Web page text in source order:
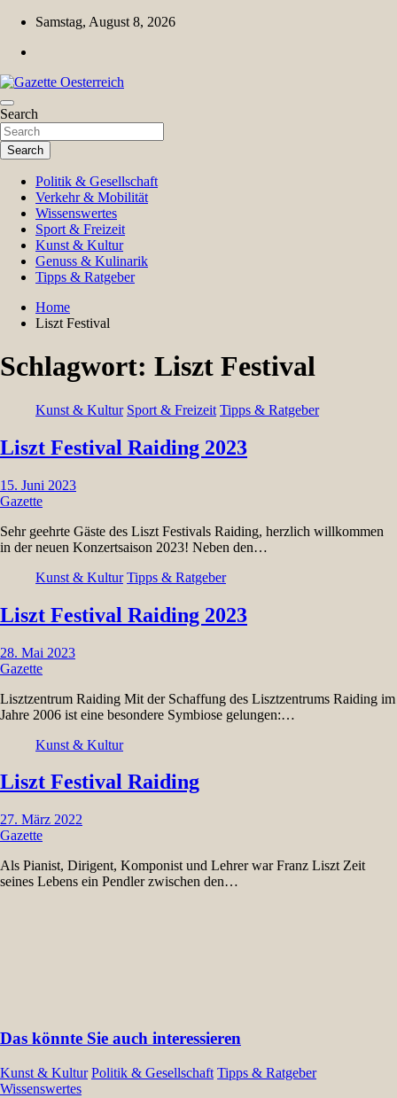
Skip
content
Samstag, August 8, 2026
Gazette Oesterreich
Magazin für Freizeit, Politik, Kultur & Wissenschaft
Search
Search
Politik & Gesellschaft
Verkehr & Mobilität
Wissenswertes
Sport & Freizeit
Kunst & Kultur
Genuss & Kulinarik
Tipps & Ratgeber
Home
Liszt Festival
Schlagwort: Liszt Festival
Kunst & Kultur Sport & Freizeit Tipps & Ratgeber
Liszt Festival Raiding 2023
15. Juni 2023
Gazette
Sehr geehrte Gäste des Liszt Festivals Raiding, herzlich willkommen
in der neuen Konzertsaison 2023! Neben den…
Kunst & Kultur Tipps & Ratgeber
Liszt Festival Raiding 2023
28. Mai 2023
Gazette
Lisztzentrum Raiding Mit der Schaffung des Lisztzentrums Raiding im
Jahre 2006 ist eine besondere Symbiose gelungen:…
Kunst & Kultur
Liszt Festival Raiding
27. März 2022
Gazette
Als Pianist, Dirigent, Komponist und Lehrer war Franz Liszt Zeit
seines Lebens ein Pendler zwischen den…
Das könnte Sie auch interessieren
Kunst & Kultur Politik & Gesellschaft Tipps & Ratgeber
Wissenswertes